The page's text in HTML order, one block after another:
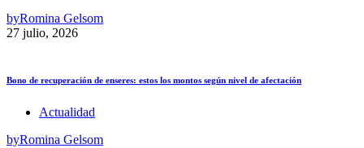
byRomina Gelsom
27 julio, 2026
Bono de recuperación de enseres: estos los montos según nivel de afectación
Actualidad
byRomina Gelsom